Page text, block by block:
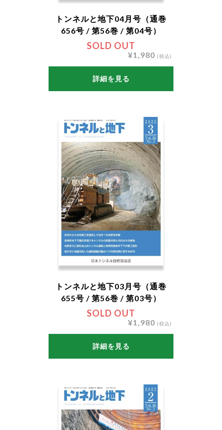
SOLD OUT
トンネルと地下04月号（通巻
656号 / 第56巻 / 第04号）
¥1,980 (税込)
詳細を見る
SOLD OUT
トンネルと地下03月号（通巻
655号 / 第56巻 / 第03号）
¥1,980 (税込)
詳細を見る